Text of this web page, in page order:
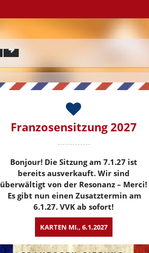
Franzosensitzung 2027
Bonjour! Die Sitzung am 7.1.27 ist
bereits ausverkauft. Wir sind
überwältigt von der Resonanz – Merci!
Es gibt nun einen Zusatztermin am
6.1.27. VVK ab sofort!
KARTEN MI., 6.1.2027